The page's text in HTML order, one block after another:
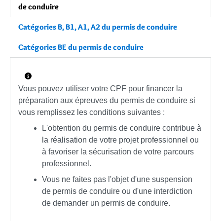
de conduire
Catégories B, B1, A1, A2 du permis de conduire
Catégories BE du permis de conduire
Vous pouvez utiliser votre CPF pour financer la
préparation aux épreuves du permis de conduire si
vous remplissez les conditions suivantes :
L'obtention du permis de conduire contribue à
la réalisation de votre projet professionnel ou
à favoriser la sécurisation de votre parcours
professionnel.
Vous ne faites pas l'objet d'une suspension
de permis de conduire ou d'une interdiction
de demander un permis de conduire.